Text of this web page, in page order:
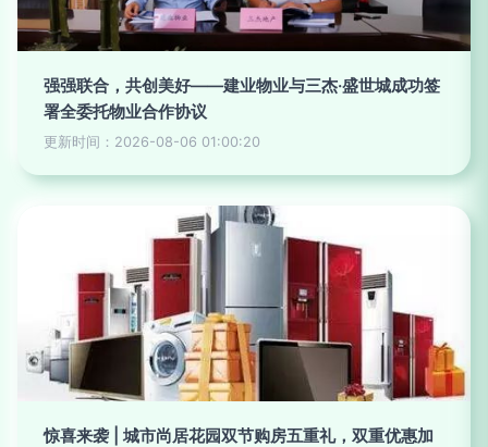
强强联合，共创美好——建业物业与三杰·盛世城成功签
署全委托物业合作协议
更新时间：2026-08-06 01:00:20
惊喜来袭 | 城市尚居花园双节购房五重礼，双重优惠加